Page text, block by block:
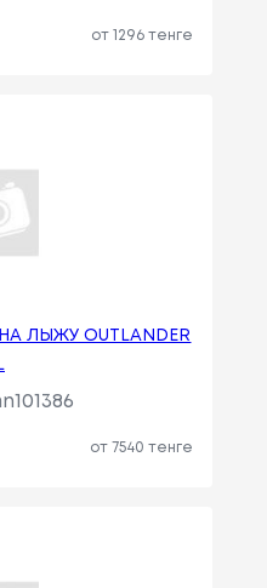
от 1296 тенге
ЛЫЖУ OUTLANDER
от 7540 тенге